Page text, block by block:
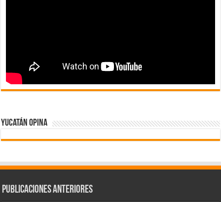
Yucatán Opina
Publicaciones Anteriores